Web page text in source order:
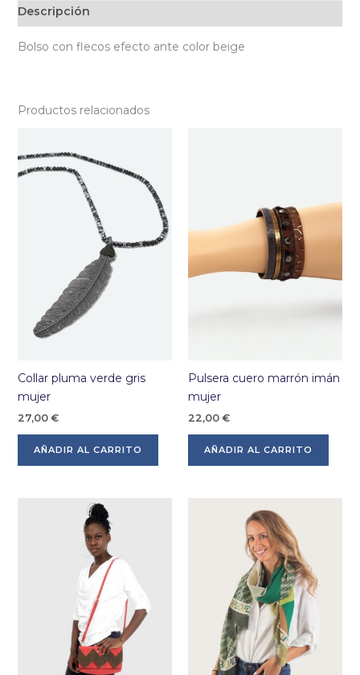
Descripción
Bolso con flecos efecto ante color beige
Productos relacionados
Collar pluma verde gris
mujer
27,00 €
AÑADIR AL CARRITO
Pulsera cuero marrón imán
mujer
22,00 €
AÑADIR AL CARRITO